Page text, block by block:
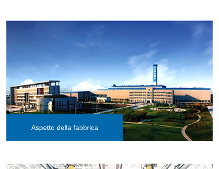
Aspetto della fabbrica